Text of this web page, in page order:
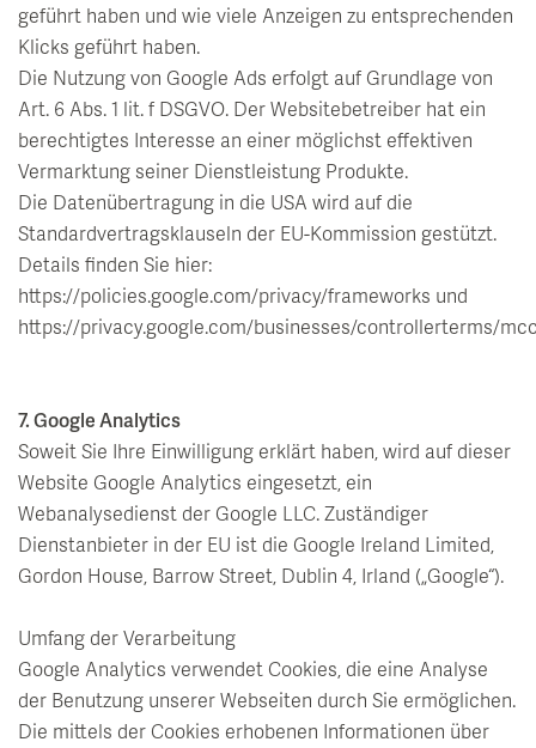
geführt haben und wie viele Anzeigen zu entsprechenden
Klicks geführt haben.
Die Nutzung von Google Ads erfolgt auf Grundlage von
Art. 6 Abs. 1 lit. f DSGVO. Der Websitebetreiber hat ein
berechtigtes Interesse an einer möglichst effektiven
Vermarktung seiner Dienstleistung Produkte.
Die Datenübertragung in die USA wird auf die
Standardvertragsklauseln der EU-Kommission gestützt.
Details finden Sie hier:
https://policies.google.com/privacy/frameworks und
https://privacy.google.com/businesses/controllerterms/
7. Google Analytics
Soweit Sie Ihre Einwilligung erklärt haben, wird auf dieser
Website Google Analytics eingesetzt, ein
Webanalysedienst der Google LLC. Zuständiger
Dienstanbieter in der EU ist die Google Ireland Limited,
Gordon House, Barrow Street, Dublin 4, Irland („Google“).
Umfang der Verarbeitung
Google Analytics verwendet Cookies, die eine Analyse
der Benutzung unserer Webseiten durch Sie ermöglichen.
Die mittels der Cookies erhobenen Informationen über